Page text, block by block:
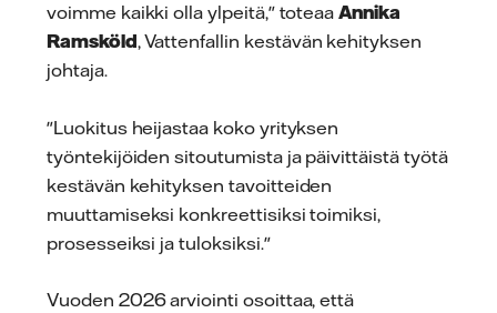
voimme kaikki olla ylpeitä," toteaaAnnika
Ramsköld, Vattenfallin kestävän kehityksen
johtaja.
"Luokitus heijastaa koko yrityksen
työntekijöiden sitoutumista ja päivittäistä työtä
kestävän kehityksen tavoitteiden
muuttamiseksi konkreettisiksi toimiksi,
prosesseiksi ja tuloksiksi."
Vuoden 2026 arviointi osoittaa, että